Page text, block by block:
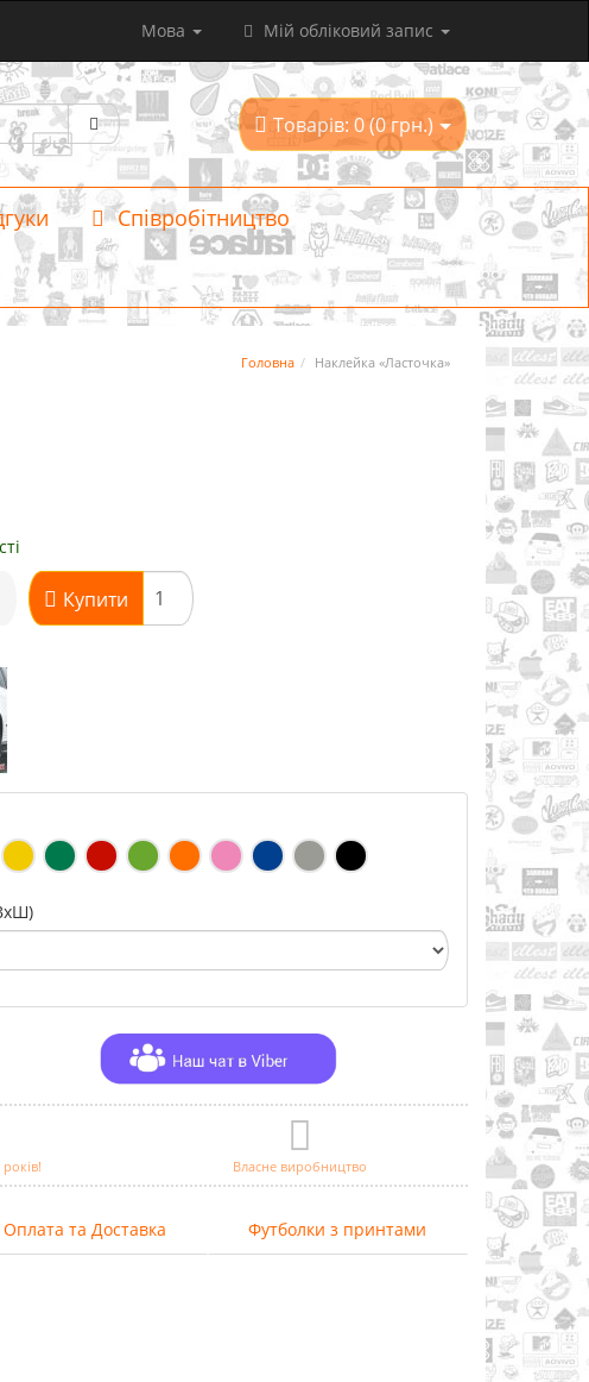
Мова Мій обліковий запис
Товарів: 0 (0 грн.)
Співробітництво
Головна Наклейка «Ласточка»
Купити
Власне виробництво
Оплата та Доставка Футболки з принтами